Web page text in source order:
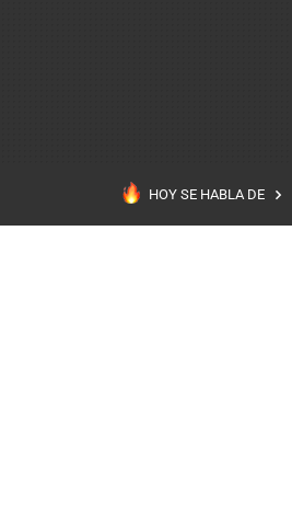
HOY SE HABLA DE